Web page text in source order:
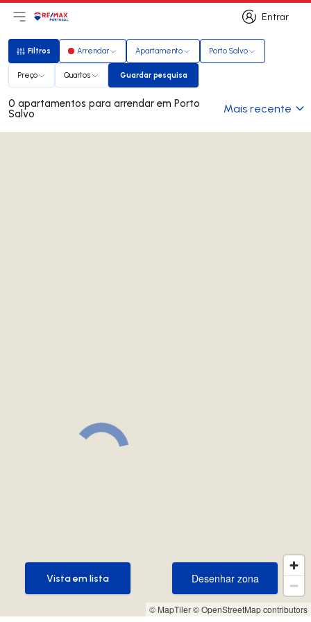
Entrar
Entrar
Abri menu principal
LogoIr para página inicial
Filtros
Filtros Arrendar Apartamento Porto Salvo
Preço Quartos Guardar pesquisa
Guardar pesquisa
0 apartamentos para arrendar em Porto
Salvo Mais recente
© MapTiler© OpenStreetMap contributors
Desenhar zona
Desenhar zona
Vista em lista
Vista em lista